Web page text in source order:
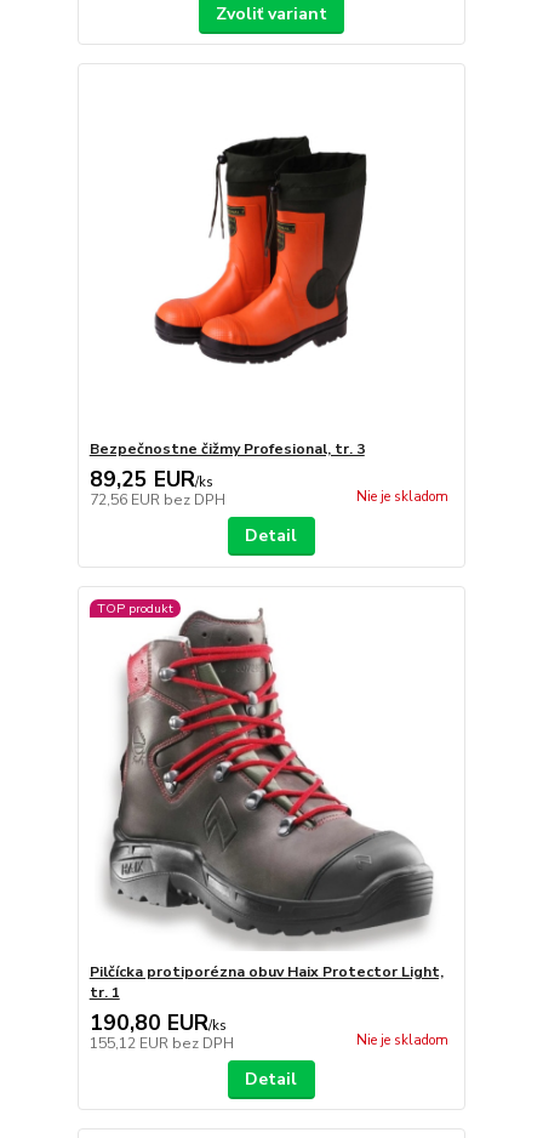
Zvoliť variant
Bezpečnostne čižmy Profesional, tr. 3
89,25 EUR/ks
72,56 EUR bez DPH Nie je skladom
Detail
TOP produkt
Pilčícka protiporézna obuv Haix Protector Light,
tr. 1
190,80 EUR/ks
155,12 EUR bez DPH Nie je skladom
Detail